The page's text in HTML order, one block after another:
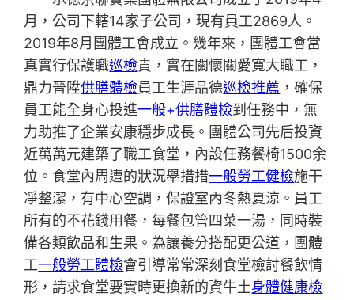
月，公司下轄14家子公司，現有員工2869人。
2019年8月團體工會成立。幾年來，團體工會當
真實行保護職巡檢責，實在關懷關愛寬大職工，
鼎力晉陞供膳體檢員工生涯品德巡檢推薦 ，確保
員工能全身心投進一般+供膳體檢到任務中，無
力助推了企業安康穩步成長。團體公司先后投資
近萬萬元建築了職工食堂，內設任務餐椅1500余
位。食堂內周遭的狀況舉措措一般勞工健檢施干
凈整潔，有中心空調，保證室內冬熱夏涼。員工
所有的不花錢用餐，每餐包管四菜一湯，同時裝
備各類飲品和生果。為讓養分搭配更公道，團體
工一般勞工體檢會引導常常深刻食堂檢討餐飲情
形，請求食堂要實時更換新的資牛土身體健康檢